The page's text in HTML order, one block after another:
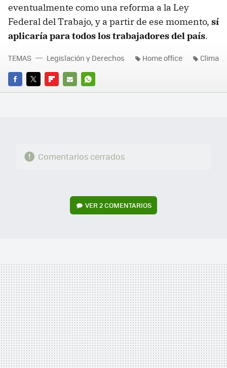
eventualmente como una reforma a la Ley
Federal del Trabajo, y a partir de ese momento, sí
aplicaría para todos los trabajadores del país.
FACEBOOK
TWITTERFLIPBOARD
E-
WHATSAPP
TEMAS Legislación y Derechos Home office Clima
Comentarios cerrados
VER2 COMENTARIOS